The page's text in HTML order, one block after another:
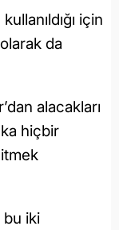
için
da
alacakları
hiçbir
bu iki